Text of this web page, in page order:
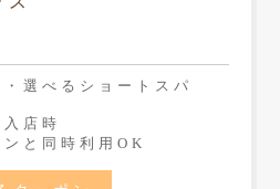
選べるショートスパ
店時
と同時利用OK